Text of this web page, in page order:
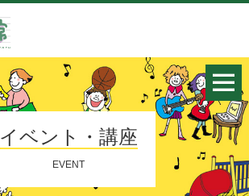
イベント・講座
EVENT